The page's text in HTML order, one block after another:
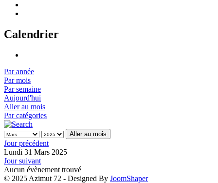
Calendrier
Par année
Par mois
Par semaine
Aujourd'hui
Aller au mois
Par catégories
Aller au mois
Jour précédent
Lundi 31 Mars 2025
Jour suivant
Aucun évènement trouvé
© 2025 Azimut 72 - Designed By JoomShaper